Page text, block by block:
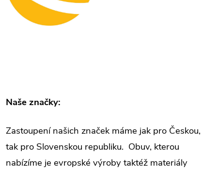
Naše značky:
Zastoupení našich značek máme jak pro Českou,
tak pro Slovenskou republiku. Obuv, kterou
nabízíme je evropské výroby taktéž materiály